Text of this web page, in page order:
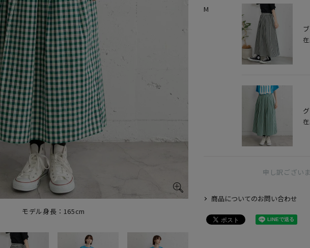
モデル身長：165cm
M
申し訳ござい
商品についてのお問い合わせ